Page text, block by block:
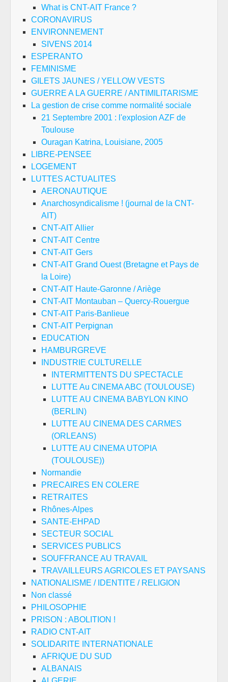
What is CNT-AIT France ?
CORONAVIRUS
ENVIRONNEMENT
SIVENS 2014
ESPERANTO
FEMINISME
GILETS JAUNES / YELLOW VESTS
GUERRE A LA GUERRE / ANTIMILITARISME
La gestion de crise comme normalité sociale
21 Septembre 2001 : l'explosion AZF de
Toulouse
Ouragan Katrina, Louisiane, 2005
LIBRE-PENSEE
LOGEMENT
LUTTES ACTUALITES
AERONAUTIQUE
Anarchosyndicalisme ! (journal de la CNT-
AIT)
CNT-AIT Allier
CNT-AIT Centre
CNT-AIT Gers
CNT-AIT Grand Ouest (Bretagne et Pays de
la Loire)
CNT-AIT Haute-Garonne / Ariège
CNT-AIT Montauban – Quercy-Rouergue
CNT-AIT Paris-Banlieue
CNT-AIT Perpignan
EDUCATION
HAMBURGREVE
INDUSTRIE CULTURELLE
INTERMITTENTS DU SPECTACLE
LUTTE Au CINEMA ABC (TOULOUSE)
LUTTE AU CINEMA BABYLON KINO
(BERLIN)
LUTTE AU CINEMA DES CARMES
(ORLEANS)
LUTTE AU CINEMA UTOPIA
(TOULOUSE))
Normandie
PRECAIRES EN COLERE
RETRAITES
Rhônes-Alpes
SANTE-EHPAD
SECTEUR SOCIAL
SERVICES PUBLICS
SOUFFRANCE AU TRAVAIL
TRAVAILLEURS AGRICOLES ET PAYSANS
NATIONALISME / IDENTITE / RELIGION
Non classé
PHILOSOPHIE
PRISON : ABOLITION !
RADIO CNT-AIT
SOLIDARITE INTERNATIONALE
AFRIQUE DU SUD
ALBANAIS